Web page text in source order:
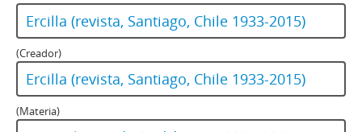
153 - Revista Ercilla. Año XXXIV, Nº 1746
156 - Revista Ercilla. Año XXXIV, Nº 1750
Ercilla (revista, Santiago, Chile 1933-2015)
(Creador)
Ercilla (revista, Santiago, Chile 1933-2015)
(Materia)